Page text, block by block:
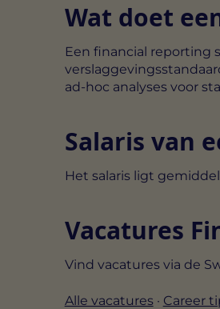
Wat doet
Een financial reporting
ad-hoc analyses voor
Salaris van
Het salaris ligt
Vacatures
Vind vacatures via de
Alle vacatures· Career